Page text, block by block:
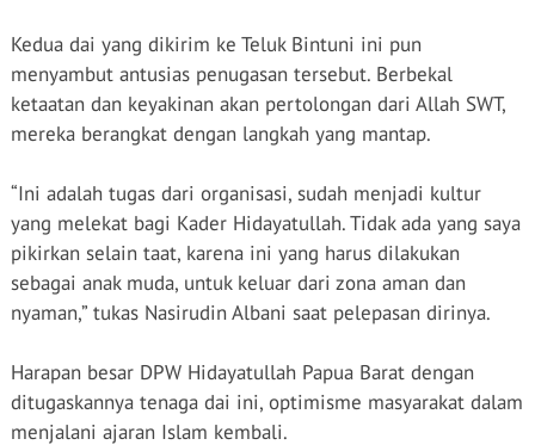
Kedua dai yang dikirim ke Teluk Bintuni ini pun
menyambut antusias penugasan tersebut. Berbekal
ketaatan dan keyakinan akan pertolongan dari Allah SWT,
mereka berangkat dengan langkah yang mantap.
“Ini adalah tugas dari organisasi, sudah menjadi kultur
yang melekat bagi Kader Hidayatullah. Tidak ada yang saya
pikirkan selain taat, karena ini yang harus dilakukan
sebagai anak muda, untuk keluar dari zona aman dan
nyaman,” tukas Nasirudin Albani saat pelepasan dirinya.
Harapan besar DPW Hidayatullah Papua Barat dengan
ditugaskannya tenaga dai ini, optimisme masyarakat dalam
menjalani ajaran Islam kembali.